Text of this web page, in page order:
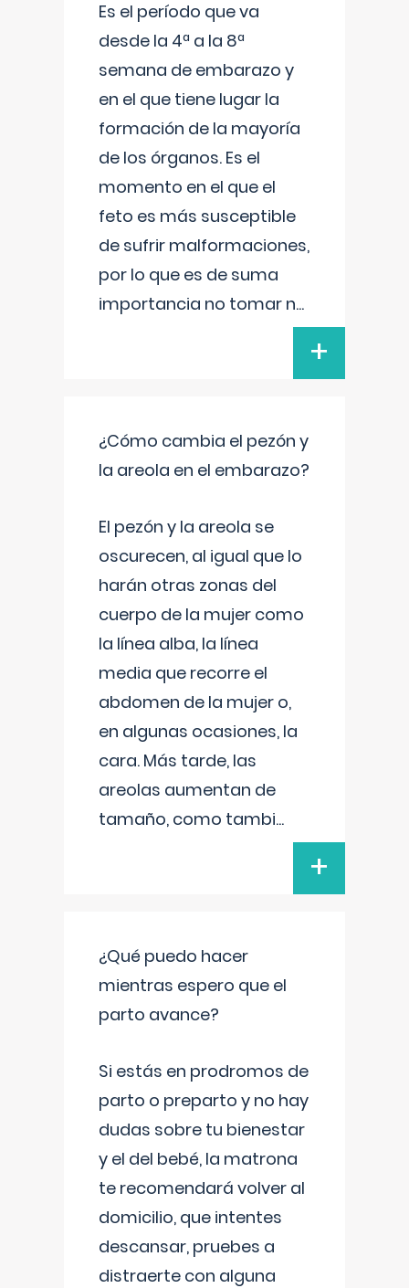
Es el período que va
desde la 4ª a la 8ª
semana de embarazo y
en el que tiene lugar la
formación de la mayoría
de los órganos. Es el
momento en el que el
feto es más susceptible
de sufrir malformaciones,
por lo que es de suma
importancia no tomar n...
+
¿Cómo cambia el pezón y
la areola en el embarazo?
El pezón y la areola se
oscurecen, al igual que lo
harán otras zonas del
cuerpo de la mujer como
la línea alba, la línea
media que recorre el
abdomen de la mujer o,
en algunas ocasiones, la
cara. Más tarde, las
areolas aumentan de
tamaño, como tambi...
+
¿Qué puedo hacer
mientras espero que el
parto avance?
Si estás en prodromos de
parto o preparto y no hay
dudas sobre tu bienestar
y el del bebé, la matrona
te recomendará volver al
domicilio, que intentes
descansar, pruebes a
distraerte con alguna